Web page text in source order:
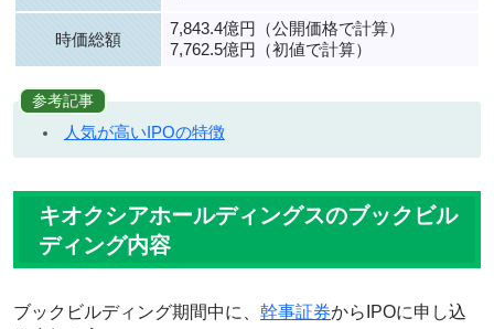
時価総額
7,843.4億円（公開価格で計算）
7,762.5億円（初値で計算）
参考記事
人気が高いIPOの特徴
キオクシアホールディングスのブックビル
ディング内容
ブックビルディング期間中に、 幹事証券からIPOに申し込